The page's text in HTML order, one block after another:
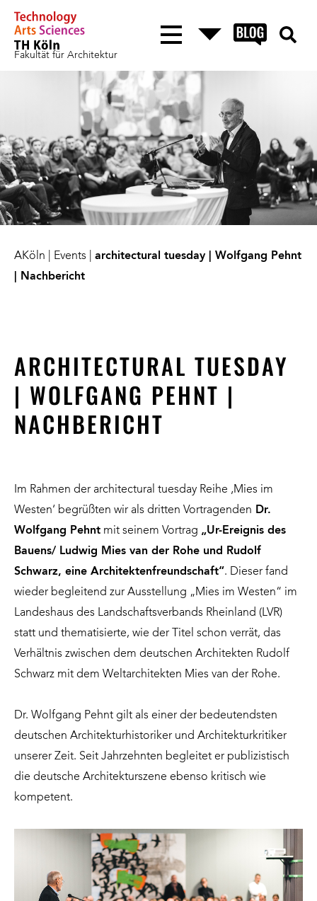
Fakultät für Architektur
AKöln Events
architectural tuesday | Wolfgang Pehnt
| Nachbericht
ARCHITECTURAL TUESDAY
| WOLFGANG PEHNT |
NACHBERICHT
Im Rahmen der architectural tuesday Reihe ‚Mies im
Westen‘ begrüßten wir als dritten Vortragenden Dr.
Wolfgang Pehnt mit seinem Vortrag „Ur-Ereignis des
Bauens/ Ludwig Mies van der Rohe und Rudolf
Schwarz, eine Architektenfreundschaft“. Dieser fand
wieder begleitend zur Ausstellung „Mies im Westen“ im
Landeshaus des Landschaftsverbands Rheinland (LVR)
statt und thematisierte, wie der Titel schon verrät, das
Verhältnis zwischen dem deutschen Architekten Rudolf
Schwarz mit dem Weltarchitekten Mies van der Rohe.
Dr. Wolfgang Pehnt gilt als einer der bedeutendsten
deutschen Architekturhistoriker und Architekturkritiker
unserer Zeit. Seit Jahrzehnten begleitet er publizistisch
die deutsche Architekturszene ebenso kritisch wie
kompetent.